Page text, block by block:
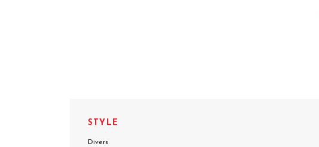
STYLE
Divers